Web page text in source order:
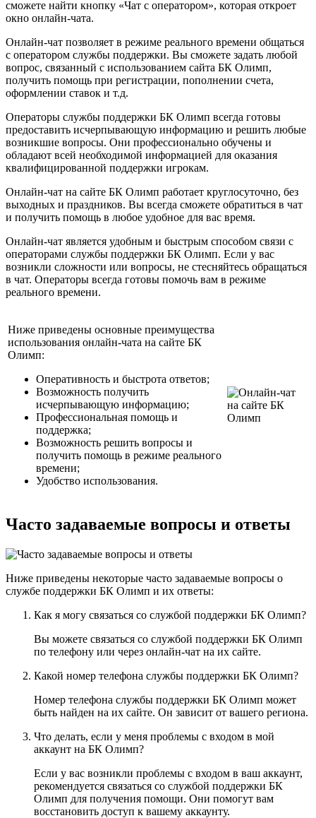
сможете найти кнопку «Чат с оператором», которая откроет
окно онлайн-чата.
Онлайн-чат позволяет в режиме реального времени общаться
с оператором службы поддержки. Вы сможете задать любой
вопрос, связанный с использованием сайта БК Олимп,
получить помощь при регистрации, пополнении счета,
оформлении ставок и т.д.
Операторы службы поддержки БК Олимп всегда готовы
предоставить исчерпывающую информацию и решить любые
возникшие вопросы. Они профессионально обучены и
обладают всей необходимой информацией для оказания
квалифицированной поддержки игрокам.
Онлайн-чат на сайте БК Олимп работает круглосуточно, без
выходных и праздников. Вы всегда сможете обратиться в чат
и получить помощь в любое удобное для вас время.
Онлайн-чат является удобным и быстрым способом связи с
операторами службы поддержки БК Олимп. Если у вас
возникли сложности или вопросы, не стесняйтесь обращаться
в чат. Операторы всегда готовы помочь вам в режиме
реального времени.
Ниже приведены основные преимущества
использования онлайн-чата на сайте БК
Олимп:
Оперативность и быстрота ответов;
Возможность получить
исчерпывающую информацию;
Профессиональная помощь и
поддержка;
Возможность решить вопросы и
получить помощь в режиме реального
времени;
Удобство использования.
Часто задаваемые вопросы и ответы
Ниже приведены некоторые часто задаваемые вопросы о
службе поддержки БК Олимп и их ответы:
Как я могу связаться со службой поддержки БК Олимп?
Вы можете связаться со службой поддержки БК Олимп
по телефону или через онлайн-чат на их сайте.
Какой номер телефона службы поддержки БК Олимп?
Номер телефона службы поддержки БК Олимп может
быть найден на их сайте. Он зависит от вашего региона.
Что делать, если у меня проблемы с входом в мой
аккаунт на БК Олимп?
Если у вас возникли проблемы с входом в ваш аккаунт,
рекомендуется связаться со службой поддержки БК
Олимп для получения помощи. Они помогут вам
восстановить доступ к вашему аккаунту.